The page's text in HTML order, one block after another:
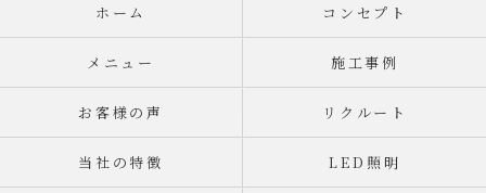
ホーム コンセプト
メニュー 施工事例
お客様の声 リクルート
当社の特徴 LED照明